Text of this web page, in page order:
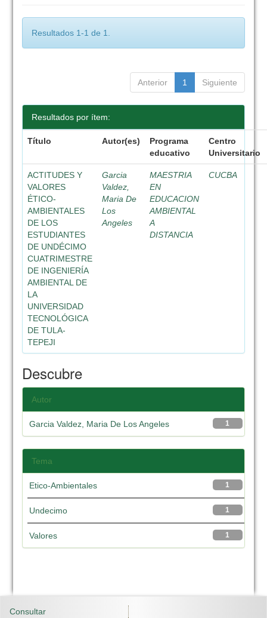
Resultados 1-1 de 1.
Anterior 1 Siguiente
Resultados por ítem:
Título Autor(es)
Programa
educativo
Centro
Universitario
ACTITUDES Y
VALORES
ÉTICO-
AMBIENTALES
DE LOS
ESTUDIANTES
DE UNDÉCIMO
CUATRIMESTRE
DE INGENIERÍA
AMBIENTAL DE
LA
UNIVERSIDAD
TECNOLÓGICA
DE TULA-
TEPEJI
Garcia
Valdez,
Maria De
Los
Angeles
MAESTRIA
EN
EDUCACION
AMBIENTAL
A
DISTANCIA
CUCBA
Descubre
Autor
1
Garcia Valdez, Maria De Los Angeles
Tema
1
Etico-Ambientales
1
Undecimo
1
Valores
Consultar